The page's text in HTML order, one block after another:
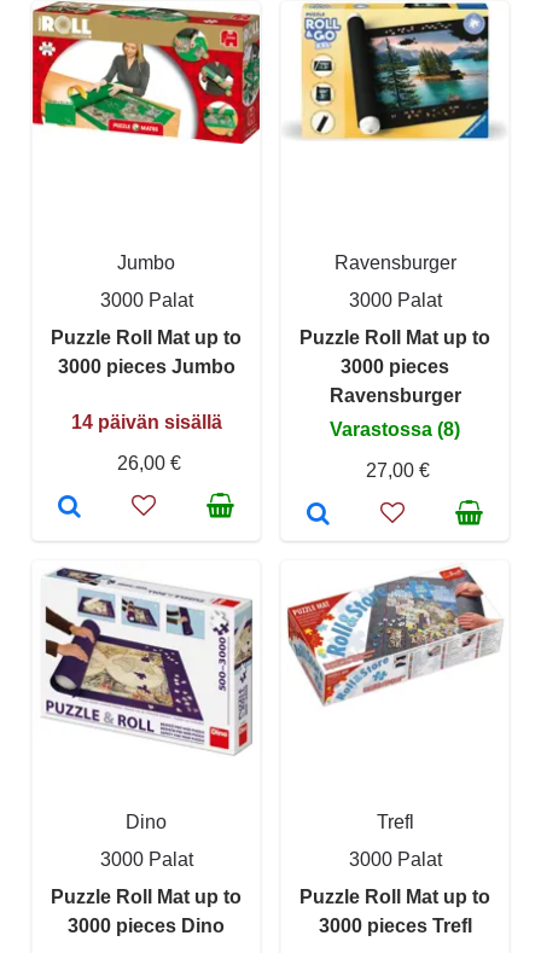
Jumbo
3000 Palat
Puzzle Roll Mat up to
3000 pieces Jumbo
14 päivän sisällä
26,00 €
Ravensburger
3000 Palat
Puzzle Roll Mat up to
3000 pieces
Ravensburger
Varastossa (8)
27,00 €
Dino
3000 Palat
Puzzle Roll Mat up to
3000 pieces Dino
Trefl
3000 Palat
Puzzle Roll Mat up to
3000 pieces Trefl